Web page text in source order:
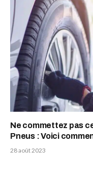
Ne commettez pas
Pneus : Voici
28 août 2023